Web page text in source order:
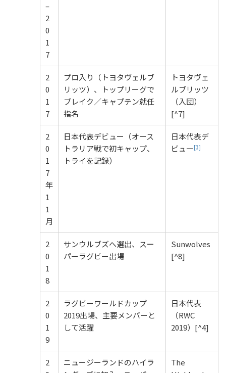
–
2
0
1
7
2
0
1
7
プロ入り（トヨタヴェルブ
リッツ）、トップリーグで
ブレイク／キャプテン就任
指名
トヨタヴェ
ルブリッツ
（入団）
[^7]
2
0
1
7
年
1
1
月
日本代表デビュー（オース
トラリア戦で初キャップ、
トライを記録）
日本代表デ
ビュー[3]
2
0
1
8
サンウルブズへ選出、スー
パーラグビー出場
Sunwolves
[^8]
2
0
1
9
ラグビーワールドカップ
2019出場、主要メンバーと
して活躍
日本代表
（RWC
2019）[^4]
2
ニュージーランドのハイラ
The